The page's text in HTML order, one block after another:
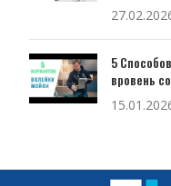
5
вровень